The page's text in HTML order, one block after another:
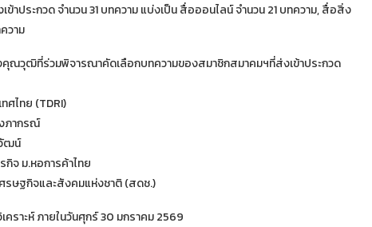
ประกวด จำนวน 31 บทความ แบ่งเป็น สื่อออนไลน์ จำนวน 21 บทความ, สื่อสิ่ง
วาม
คุณวุฒิที่ร่วมพิจารณาคัดเลือกบทความของสมาชิกสมาคมฯที่ส่งเข้าประกวด
ศไทย (TDRI)
ภากรณ์
ฒน์
จ ม.หอการค้าไทย
ษฐกิจและสังคมแห่งชาติ (สดช.)
ราะห์ ภายในวันศุกร์ 30 มกราคม 2569